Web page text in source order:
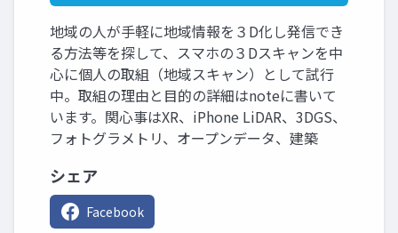
地域の人が手軽に地域情報を３D化し発信でき
る方法等を探して、スマホの３Dスキャンを中
心に個人の取組（地域スキャン）として試行
中。取組の理由と目的の詳細はnoteに書いて
います。関心事はXR、iPhone LiDAR、3DGS、
フォトグラメトリ、オープンデータ、建築
シェア
Facebook